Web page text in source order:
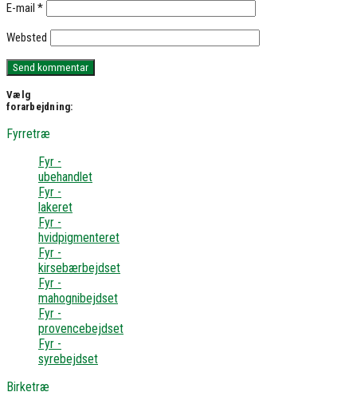
E-mail *
Websted
Vælg
forarbejdning:
Fyrretræ
Fyr -
ubehandlet
Fyr -
lakeret
Fyr -
hvidpigmenteret
Fyr -
kirsebærbejdset
Fyr -
mahognibejdset
Fyr -
provencebejdset
Fyr -
syrebejdset
Birketræ